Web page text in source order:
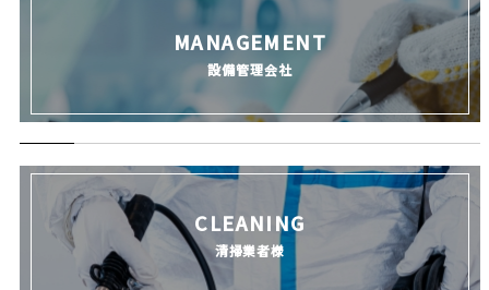
MANAGEMENT
設備管理会社
CLEANING
清掃業者様